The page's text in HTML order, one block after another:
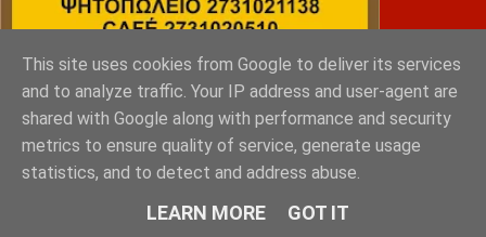
NRG SPORTS
This site uses cookies from Google to deliver its services
and to analyze traffic. Your IP address and user-agent are
shared with Google along with performance and security
metrics to ensure quality of service, generate usage
statistics, and to detect and address abuse.
LEARN MORE GOT IT